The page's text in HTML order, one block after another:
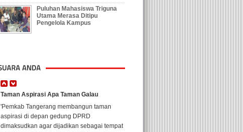
Puluhan Mahasiswa Triguna
Utama Merasa Ditipu
Pengelola Kampus
Taman Aspirasi Apa Taman Galau
'Pemkab Tangerang membangun taman
aspirasi di depan gedung DPRD
dimaksudkan agar dijadikan sebagai tempat